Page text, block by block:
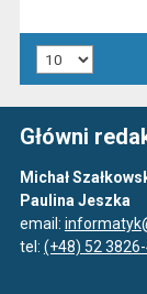
Główni
Michał
Paulina Jeszka
email:
tel: (+48) 52